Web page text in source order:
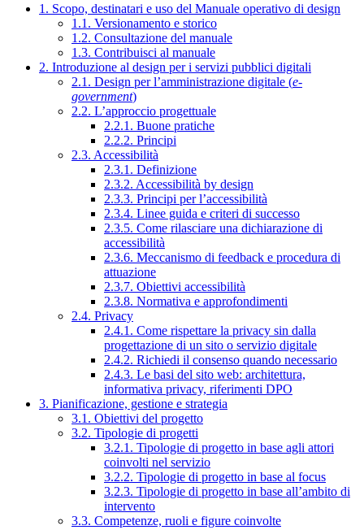
1. Scopo, destinatari e uso del Manuale operativo di design
1.1. Versionamento e storico
1.2. Consultazione del manuale
1.3. Contribuisci al manuale
2. Introduzione al design per i servizi pubblici digitali
2.1. Design per l’amministrazione digitale (e-
government)
2.2. L’approccio progettuale
2.2.1. Buone pratiche
2.2.2. Principi
2.3. Accessibilità
2.3.1. Definizione
2.3.2. Accessibilità by design
2.3.3. Principi per l’accessibilità
2.3.4. Linee guida e criteri di successo
2.3.5. Come rilasciare una dichiarazione di
accessibilità
2.3.6. Meccanismo di feedback e procedura di
attuazione
2.3.7. Obiettivi accessibilità
2.3.8. Normativa e approfondimenti
2.4. Privacy
2.4.1. Come rispettare la privacy sin dalla
progettazione di un sito o servizio digitale
2.4.2. Richiedi il consenso quando necessario
2.4.3. Le basi del sito web: architettura,
informativa privacy, riferimenti DPO
3. Pianificazione, gestione e strategia
3.1. Obiettivi del progetto
3.2. Tipologie di progetti
3.2.1. Tipologie di progetto in base agli attori
coinvolti nel servizio
3.2.2. Tipologie di progetto in base al focus
3.2.3. Tipologie di progetto in base all’ambito di
intervento
3.3. Competenze, ruoli e figure coinvolte